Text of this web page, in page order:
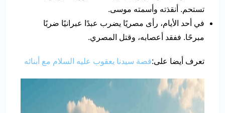
تستحم. أنقذته وأسمته موسى.
في أحد الأيام، رأى مصريًا يضرب عبدًا عبرانيًا ضربًا
مبرحًا. ففقد أعصابه، وقتل المصري.
تعرف أيضا على:قصة سيدنا يعقوب عليه السلام مع أبنائه